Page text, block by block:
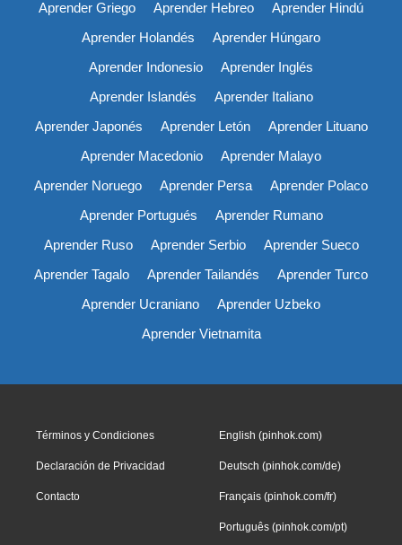
Aprender Griego
Aprender Hebreo
Aprender Hindú
Aprender Holandés
Aprender Húngaro
Aprender Indonesio
Aprender Inglés
Aprender Islandés
Aprender Italiano
Aprender Japonés
Aprender Letón
Aprender Lituano
Aprender Macedonio
Aprender Malayo
Aprender Noruego
Aprender Persa
Aprender Polaco
Aprender Portugués
Aprender Rumano
Aprender Ruso
Aprender Serbio
Aprender Sueco
Aprender Tagalo
Aprender Tailandés
Aprender Turco
Aprender Ucraniano
Aprender Uzbeko
Aprender Vietnamita
Términos y Condiciones
Declaración de Privacidad
Contacto
English (pinhok.com)
Deutsch (pinhok.com/de)
Français (pinhok.com/fr)
Português (pinhok.com/pt)